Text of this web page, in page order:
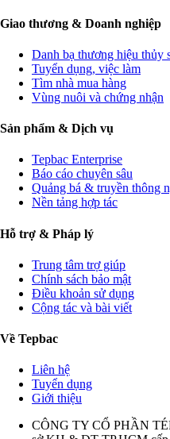
Giao thương & Doanh nghiệp
Danh bạ thương hiệu thủy
Tuyển dụng, việc làm
Tìm nhà mua hàng
Vùng nuôi và chứng nhận
Sản phẩm & Dịch vụ
Tepbac Enterprise
Báo cáo chuyên sâu
Quảng bá & truyền thông
Nền tảng hợp tác
Hỗ trợ & Pháp lý
Trung tâm trợ giúp
Chính sách bảo mật
Điều khoản sử dụng
Cộng tác và bài viết
Về Tepbac
Liên hệ
Tuyển dụng
Giới thiệu
CÔNG TY CỔ PHẦN